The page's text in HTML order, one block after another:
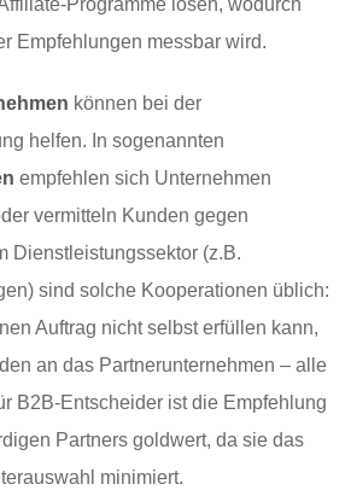
Empfehlungen messbar wird.
können bei der
helfen. In sogenannten
empfehlen sich Unternehmen
vermitteln Kunden gegen
Dienstleistungssektor (z.B.
sind solche Kooperationen üblich:
Auftrag nicht selbst erfüllen kann,
an das Partnerunternehmen – alle
B2B-Entscheider ist die Empfehlung
Partners goldwert, da sie das
minimiert.